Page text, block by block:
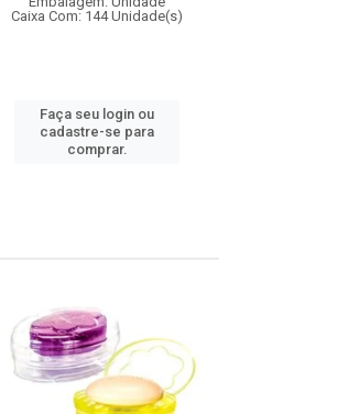
Caixa Com: 144 Unidade(s)
Faça seu login ou
cadastre-se para
comprar.